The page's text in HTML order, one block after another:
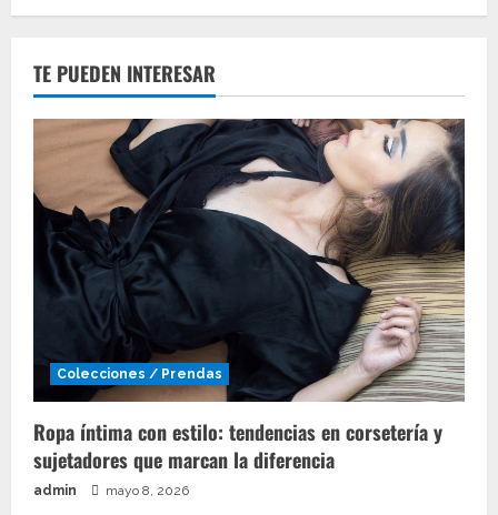
TE PUEDEN INTERESAR
Colecciones / Prendas
Ropa íntima con estilo: tendencias en corsetería y
sujetadores que marcan la diferencia
admin mayo 8, 2026